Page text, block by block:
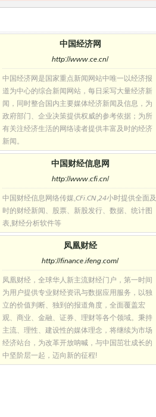
中国经济网
http://www.ce.cn/
中国经济网是国家重点新闻网站中唯一以经济报
道为中心的综合新闻网站，每日采写大量经济新
闻，同时整合国内主要媒体经济新闻及信息，为
政府部门、企业决策提供权威的参考依据；为所
有关注经济生活的网络读者提供丰富及时的经济
新闻。
中国财经信息网
http://www.cfi.cn/
中国财经信息网络传媒,CFi.CN,24小时提供全面及
时的财经新闻、股票、新股发行、数据、统计图
表,财经分析软件等
凤凰财经
http://finance.ifeng.com/
凤凰财经，全球华人新主流财经门户，第一时间
为用户提供专业财经资讯与数据应用服务，以独
立的价值判断、独到的报道角度，全面覆盖宏
观、商业、金融、证券、理财等各个领域。秉持
主流、理性、建设性的媒体理念，将继续为市场
经济站台，为改革开放呐喊，与中国茁壮成长的
中坚阶层一起，迈向新的征程!